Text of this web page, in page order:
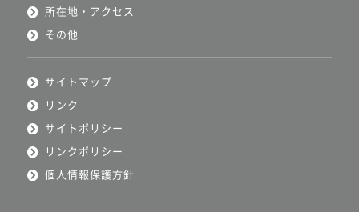
所在地・アクセス
その他
サイトマップ
リンク
サイトポリシー
リンクポリシー
個人情報保護方針